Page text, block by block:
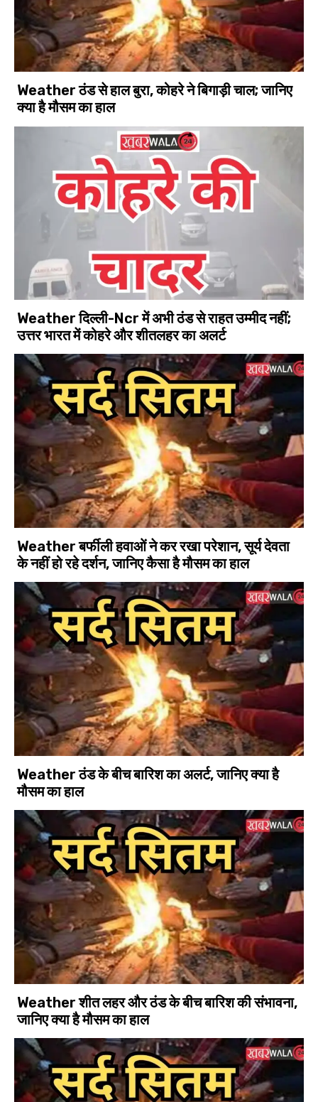
Weather ठंड से हाल बुरा, कोहरे ने बिगाड़ी चाल; जानिए
क्या है मौसम का हाल
Weather दिल्ली-Ncr में अभी ठंड से राहत उम्मीद नहीं;
उत्तर भारत में कोहरे और शीतलहर का अलर्ट
Weather बर्फीली हवाओं ने कर रखा परेशान, सूर्य देवता
के नहीं हो रहे दर्शन, जानिए कैसा है मौसम का हाल
Weather ठंड के बीच बारिश का अलर्ट, जानिए क्या है
मौसम का हाल
Weather शीत लहर और ठंड के बीच बारिश की संभावना,
जानिए क्या है मौसम का हाल